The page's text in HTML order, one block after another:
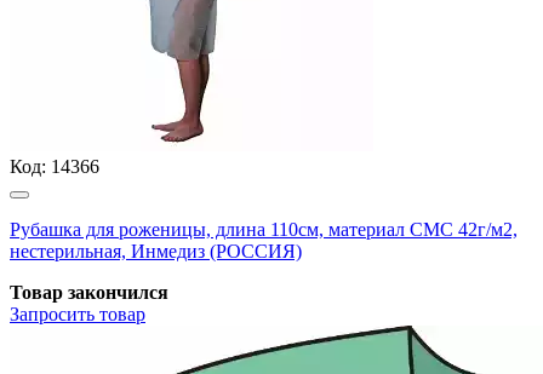
Код: 14366
Рубашка для роженицы, длина 110см, материал СМС 42г/м2,
нестерильная, Инмедиз (РОССИЯ)
Товар закончился
Запросить товар